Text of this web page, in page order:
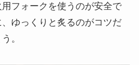
フォークを使うのが安全で
ゆっくりと炙るのがコツだ
。